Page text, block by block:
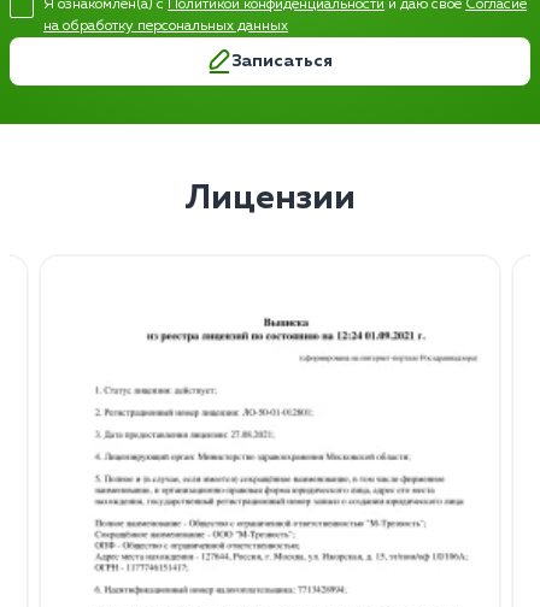
Я ознакомлен(а) с Политикой конфиденциальности и даю свое Согласие
на обработку персональных данных
Записаться
Лицензии